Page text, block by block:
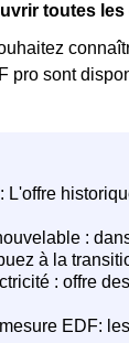
toutes
pro sont